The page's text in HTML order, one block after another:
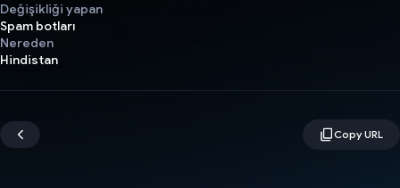
Değişikliği yapan
Spam botları
Nereden
Hindistan